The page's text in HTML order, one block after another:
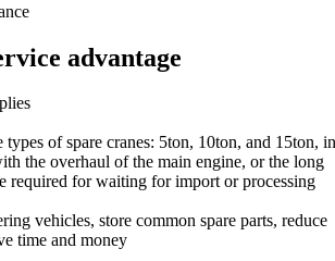
advantage
types of spare cranes: 5ton, 10ton, and 15ton, in
the overhaul of the main engine, or the long
required for waiting for import or processing
vehicles, store common spare parts, reduce
time and money